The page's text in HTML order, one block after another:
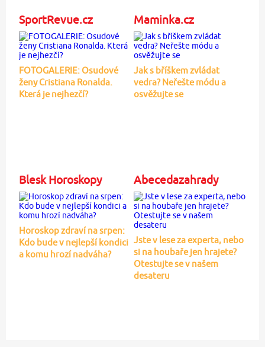
SportRevue.cz
FOTOGALERIE: Osudové
ženy Cristiana Ronalda.
Která je nejhezčí?
Maminka.cz
Jak s bříškem zvládat
vedra? Neřešte módu a
osvěžujte se
Blesk Horoskopy
Horoskop zdraví na srpen:
Kdo bude v nejlepší kondici
a komu hrozí nadváha?
Abecedazahrady
Jste v lese za experta, nebo
si na houbaře jen hrajete?
Otestujte se v našem
desateru